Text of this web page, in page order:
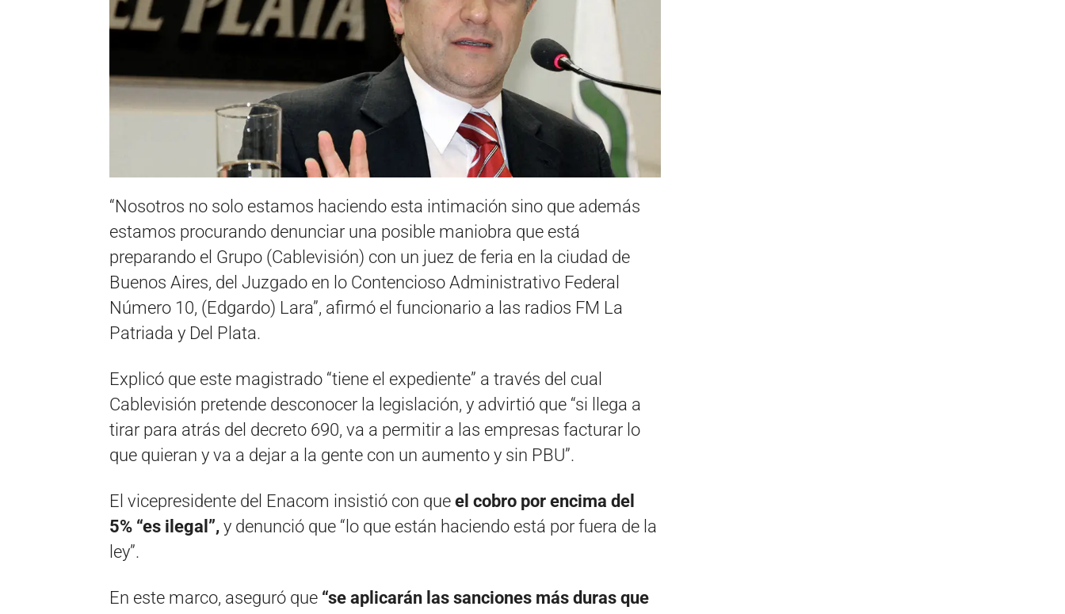
“Nosotros no solo estamos haciendo esta intimación sino que además
estamos procurando denunciar una posible maniobra que está
preparando el Grupo (Cablevisión) con un juez de feria en la ciudad de
Buenos Aires, del Juzgado en lo Contencioso Administrativo Federal
Número 10, (Edgardo) Lara”, afirmó el funcionario a las radios FM La
Patriada y Del Plata.
Explicó que este magistrado “tiene el expediente” a través del cual
Cablevisión pretende desconocer la legislación, y advirtió que “si llega a
tirar para atrás del decreto 690, va a permitir a las empresas facturar lo
que quieran y va a dejar a la gente con un aumento y sin PBU”.
El vicepresidente del Enacom insistió con que el cobro por encima del
5% “es ilegal”, y denunció que “lo que están haciendo está por fuera de la
ley”.
En este marco, aseguró que “se aplicarán las sanciones más duras que